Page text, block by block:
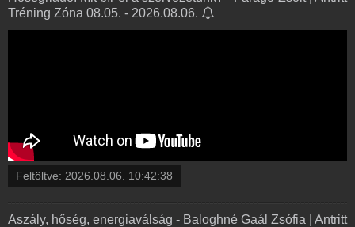
Tréning Zóna 08.05. - 2026.08.06.
Feltöltve: 2026.08.06. 10:42:38
Aszály, hőség, energiaválság - Baloghné Gaál Zsófia | Antritt